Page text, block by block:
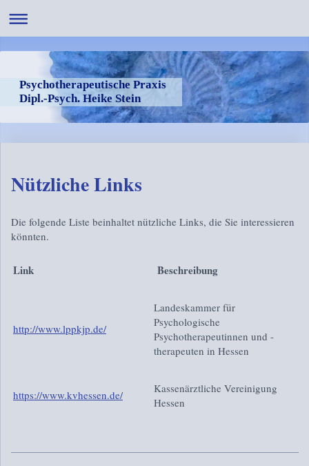
Psychotherapeutische Praxis
Dipl.-Psych. Heike Stein
Nützliche Links
Die folgende Liste beinhaltet nützliche Links, die Sie interessieren
könnten.
Link Beschreibung
http://www.lppkjp.de/
Landeskammer für
Psychologische
Psychotherapeutinnen und -
therapeuten in Hessen
https://www.kvhessen.de/
Kassenärztliche Vereinigung
Hessen